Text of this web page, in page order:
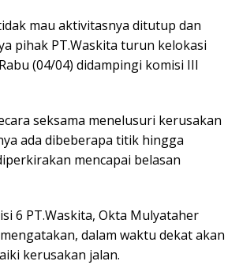
mau aktivitasnya ditutup dan
pihak PT.Waskita turun kelokasi
(04/04) didampingi komisi III
seksama menelusuri kerusakan
ada dibeberapa titik hingga
mencapai belasan
6 PT.Waskita, Okta Mulyataher
dalam waktu dekat akan
kerusakan jalan.